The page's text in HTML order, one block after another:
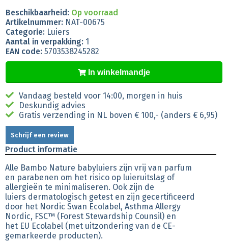
Beschikbaarheid: Op voorraad
Artikelnummer: NAT-00675
Categorie: Luiers
Aantal in verpakking: 1
EAN code: 5703538245282
In winkelmandje
Vandaag besteld voor 14:00, morgen in huis
Deskundig advies
Gratis verzending in NL boven € 100,- (anders € 6,95)
Schrijf een review
Product informatie
Alle Bambo Nature babyluiers zijn vrij van parfum
en parabenen om het risico op luieruitslag of
allergieën te minimaliseren. Ook zijn de
luiers dermatologisch getest en zijn gecertificeerd
door het Nordic Swan Ecolabel, Asthma Allergy
Nordic, FSC™ (Forest Stewardship Counsil) en
het EU Ecolabel (met uitzondering van de CE-
gemarkeerde producten).